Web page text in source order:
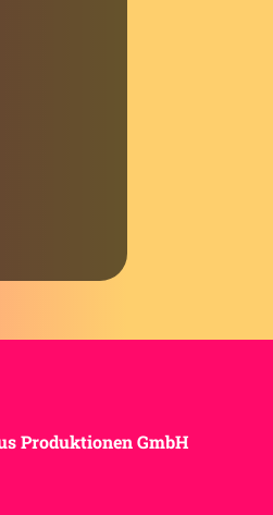
Produktionen GmbH